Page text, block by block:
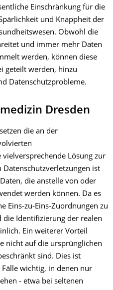
Einschränkung für die
und Knappheit der
Obwohl die
und immer mehr Daten
werden, können diese
geteilt werden, hinzu
Datenschutzprobleme.
Dresden
die an der
Lösung zur
Datenschutzverletzungen ist
die anstelle von oder
werden können. Da es
Eins-zu-Eins-Zuordnungen zu
Identifizierung der realen
Ein weiterer Vorteil
nicht auf die ursprünglichen
sind. Dies ist
wichtig, in denen nur
- etwa bei seltenen